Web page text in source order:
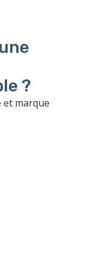
?
et marque